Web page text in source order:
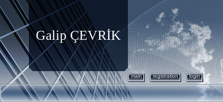
Galip ÇEVRİK
main registration login